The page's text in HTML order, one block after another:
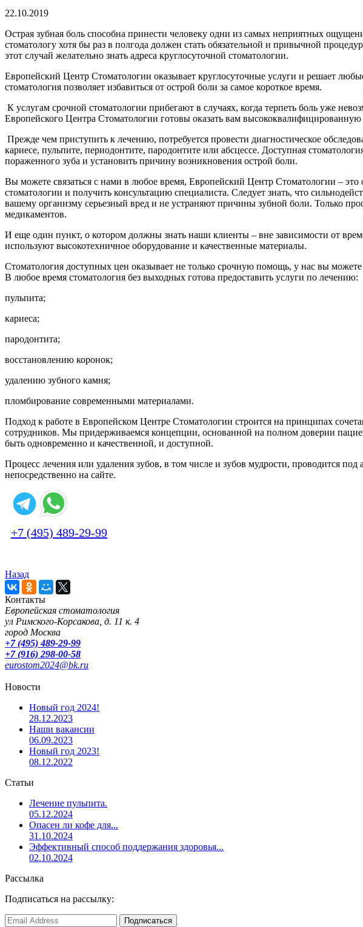
22.10.2019
Острая зубная боль способна принести человеку одни из самых неприятных
стоматологу хотя бы раз в полгода должен стать обязательной и привычной
этот случай желательно знать адреса круглосуточной стоматологии.
Европейский Центр Стоматологии оказывает круглосуточные услуги и решает
стоматология позволяет избавиться от острой боли за самое короткое время.
К услугам срочной стоматологии прибегают в случаях, когда терпеть боль уже
Европейского Центра Стоматологии готовы оказать вам
Прежде чем приступить к лечению, потребуется провести диагностическое
кариесе, пульпите, периодонтите, пародонтите или абсцессе. Доступная
пораженного зуба и установить причину возникновения острой боли.
Вы можете связаться с нами в любое время, Европейский Центр Стоматологии –
стоматологии и получить консультацию специалиста. Следует знать, что
вашему организму серьезный вред и не устраняют причины зубной боли. Только
медикаментов.
И еще один пункт, о котором должны знать наши клиенты – вне зависимости от
используют высокотехничное оборудование и качественные материалы.
Стоматология доступных цен оказывает не только срочную помощь, у нас вы
В любое время стоматология без выходных готова предоставить услуги по лечению:
пульпита;
кариеса;
пародонтита;
восстановлению коронок;
удалению зубного камня;
пломбирование современными материалами.
Подход к работе в Европейском Центре Стоматологии строится на принципах
сотрудников. Мы придерживаемся концепции, основанной на полном доверии
быть одновременно и качественной, и доступной.
Процесс лечения или удаления зубов, в том числе и зубов мудрости, проводится
непосредственно на сайте.
+7 (495) 489-29-99
Назад
Контакты
Европейская стоматология
ул Римского-Корсакова, д. 11 к. 4
город Москва
+7 (495) 489-29-99
+7 (916) 298-00-58
eurostom2024@bk.ru
Новости
Новый год 2024!
28.12.2023
Наши вакансии
06.09.2023
Новый год 2023!
08.12.2022
Статьи
Лечение пульпита.
05.12.2024
Опасен ли кофе для...
31.10.2024
Эффективный способ поддержания здоровья...
02.10.2024
Рассылка
Подписаться на рассылку: